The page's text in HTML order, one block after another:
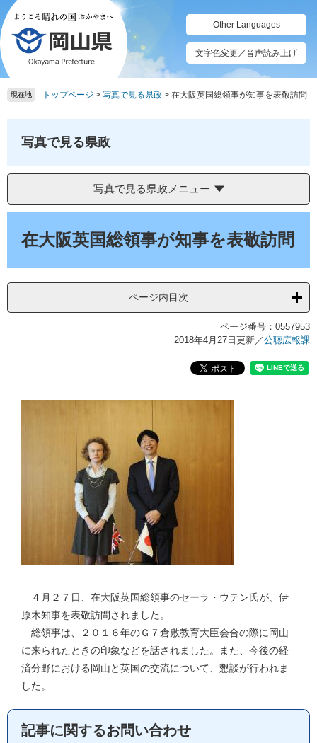
ペ
ー
ジ
の
先
頭
メ
ニ
ュ
ー
を
飛
Other Languages
文字色変更／音声読み上げ
現在地 トップページ > 写真で見る県政 > 在大阪英国総領事が知事を表敬訪問
写真で見る県政
写真で見る県政メニュー
在大阪英国総領事が知事を表敬訪問
ページ内目次
ページ番号：0557953
2018年4月27日更新／公聴広報課
４月２７日、在大阪英国総領事のセーラ・ウテン氏が、伊
原木知事を表敬訪問されました。
総領事は、２０１６年のＧ７倉敷教育大臣会合の際に岡山
に来られたときの印象などを話されました。また、今後の経
済分野における岡山と英国の交流について、懇談が行われま
した。
記事に関するお問い合わせ